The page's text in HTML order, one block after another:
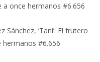
once hermanos #6.656
Sánchez, ‘Tani’. El frutero
hermanos #6.656